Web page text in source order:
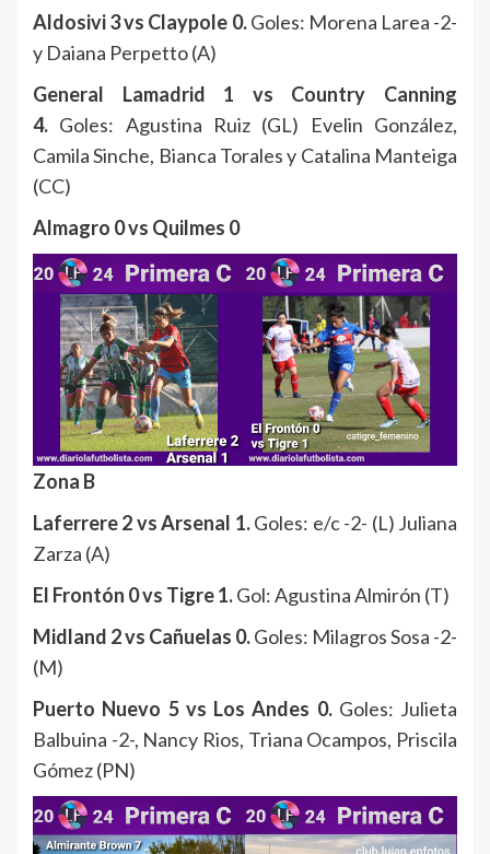
Aldosivi 3 vs Claypole 0.Goles: Morena Larea -2-
y Daiana Perpetto (A)
General Lamadrid 1 vs Country Canning
4. Goles: Agustina Ruiz (GL) Evelin González,
Camila Sinche, Bianca Torales y Catalina Manteiga
(CC)
Almagro 0 vs Quilmes 0
Zona B
Laferrere 2 vs Arsenal 1.Goles: e/c -2- (L) Juliana
Zarza (A)
El Frontón 0 vs Tigre 1.Gol: Agustina Almirón (T)
Midland 2 vs Cañuelas 0.Goles: Milagros Sosa -2-
(M)
Puerto Nuevo 5 vs Los Andes 0.Goles: Julieta
Balbuina -2-, Nancy Rios, Triana Ocampos, Priscila
Gómez (PN)